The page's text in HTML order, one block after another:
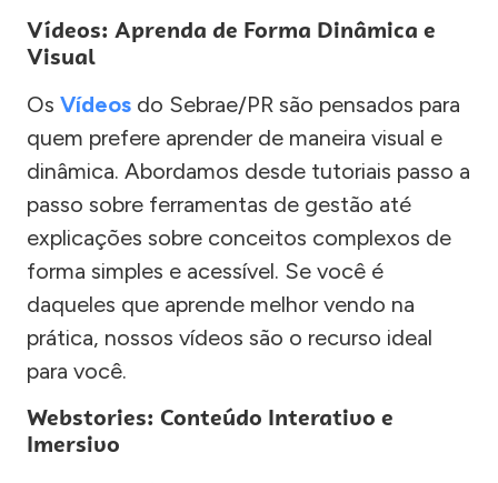
Vídeos: Aprenda de Forma Dinâmica e
Visual
Os Vídeos do Sebrae/PR são pensados para
quem prefere aprender de maneira visual e
dinâmica. Abordamos desde tutoriais passo a
passo sobre ferramentas de gestão até
explicações sobre conceitos complexos de
forma simples e acessível. Se você é
daqueles que aprende melhor vendo na
prática, nossos vídeos são o recurso ideal
para você.
Webstories: Conteúdo Interativo e
Imersivo